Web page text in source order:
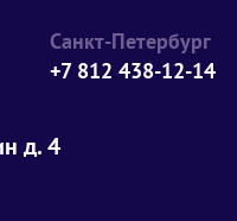
Санкт-Петербург
+7 812 438-12-14
д. 4